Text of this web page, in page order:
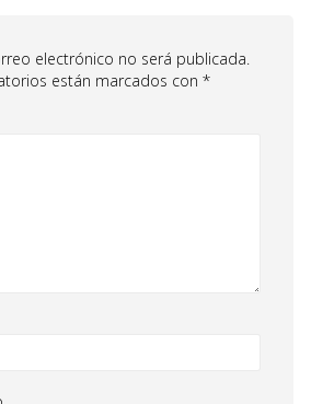
electrónico no será publicada.
están marcados con *